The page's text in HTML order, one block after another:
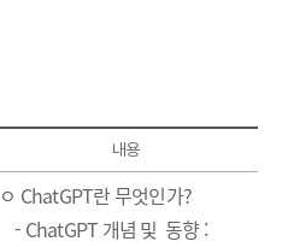
내용
ㅇ ChatGPT란 무엇인가?
- ChatGPT 개념 및 동향 :